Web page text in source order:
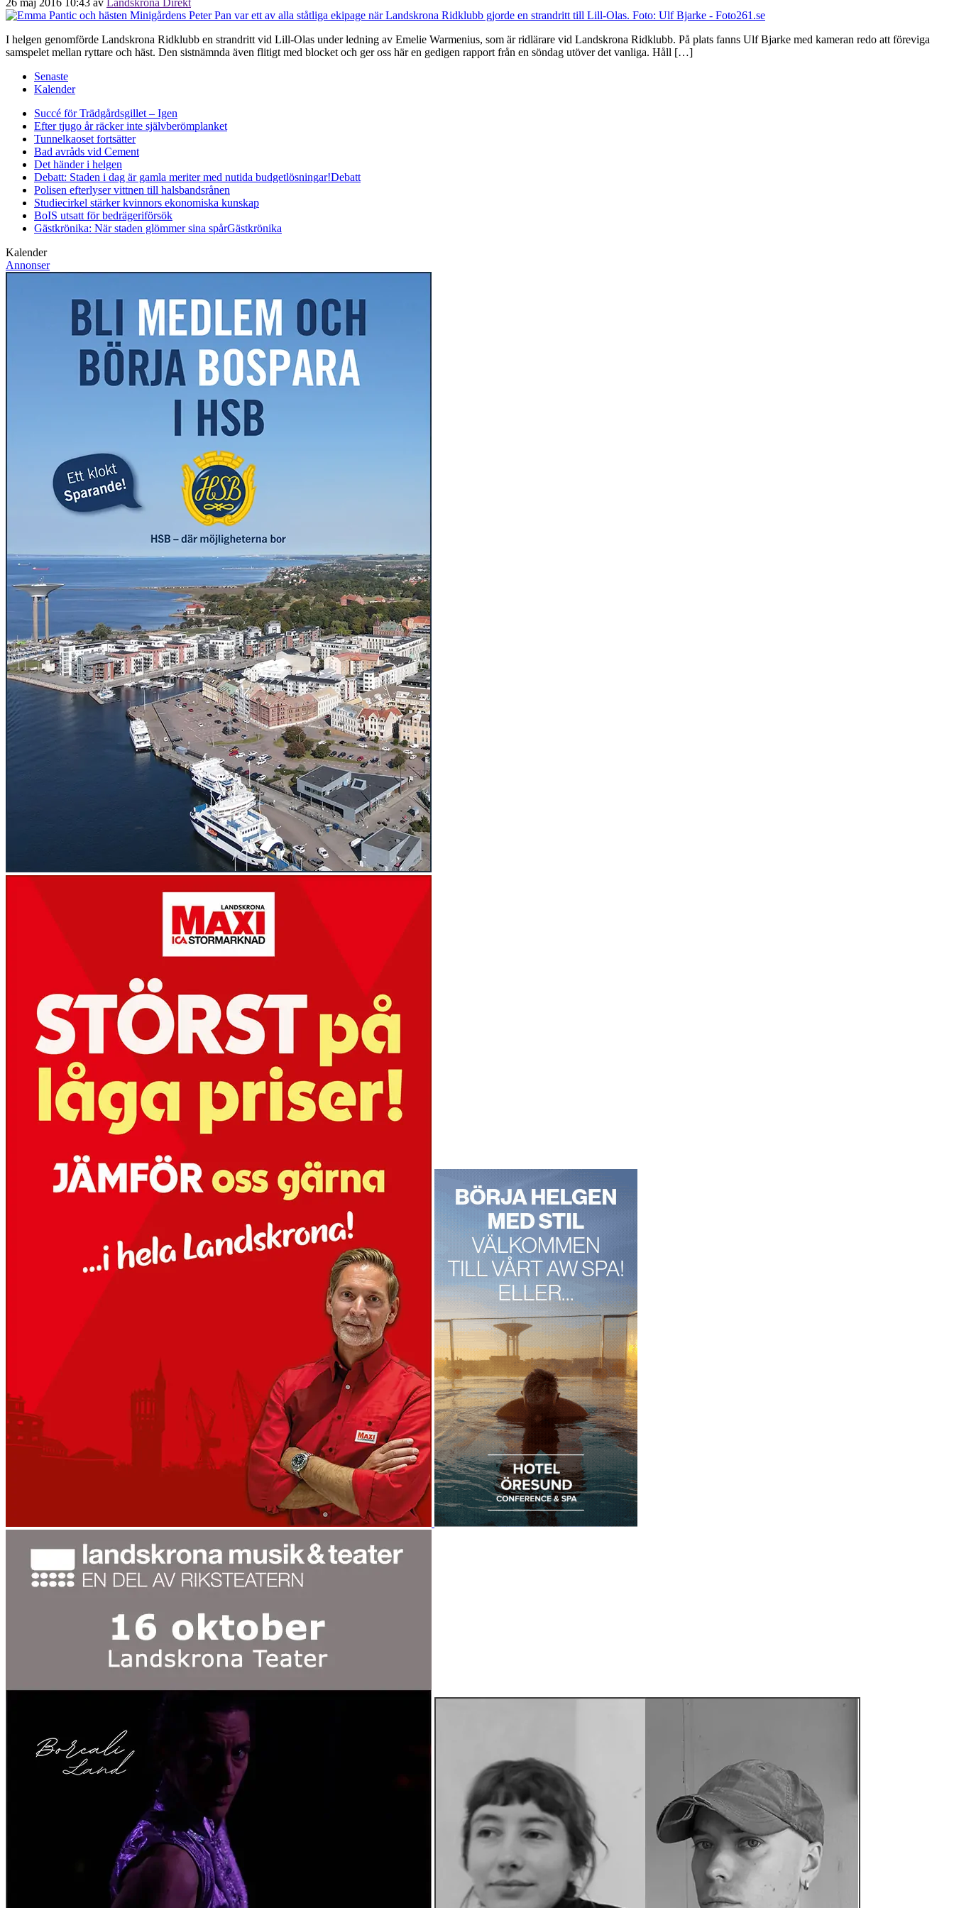
I helgen genomförde Landskrona Ridklubb en strandritt vid Lill-Olas under ledning av Emelie Warmenius, som är ridlärare vid Landskrona Ridklubb. På plats fanns Ulf Bjarke med kameran redo att föreviga
samspelet mellan ryttare och häst. Den sistnämnda även flitigt med blocket och ger oss här en gedigen rapport från en söndag utöver det vanliga. Håll […]
Senaste
Kalender
Succé för Trädgårdsgillet – Igen
Efter tjugo år räcker inte självberömplanket
Tunnelkaoset fortsätter
Bad avråds vid Cement
Det händer i helgen
Debatt: Staden i dag är gamla meriter med nutida budgetlösningar!Debatt
Polisen efterlyser vittnen till halsbandsrånen
Studiecirkel stärker kvinnors ekonomiska kunskap
BoIS utsatt för bedrägeriförsök
Gästkrönika: När staden glömmer sina spårGästkrönika
Kalender
Annonser